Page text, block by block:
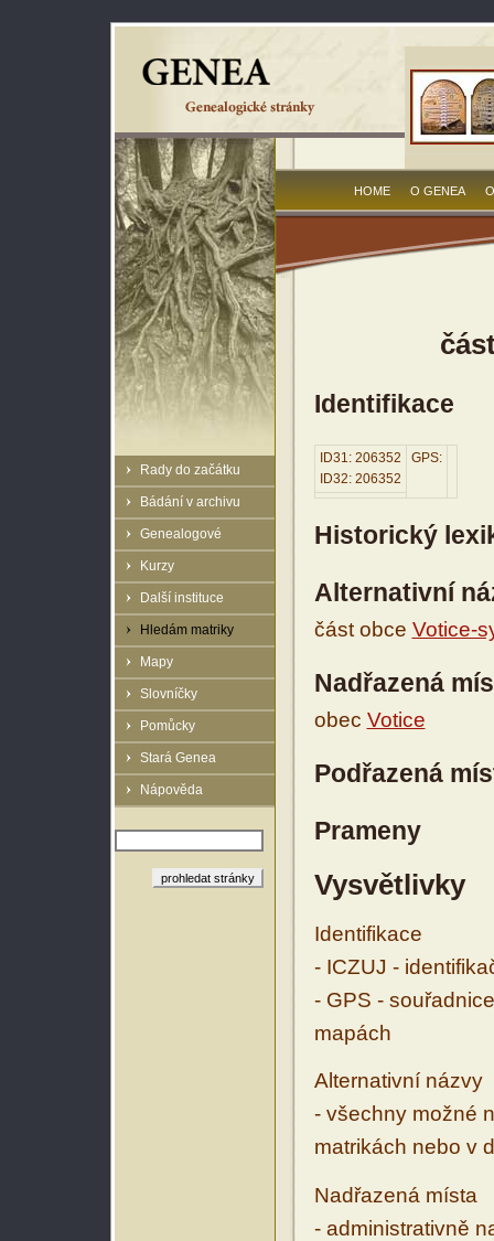
Rady do začátku
Bádání v archivu
Genealogové
Kurzy
Další instituce
Hledám matriky
Mapy
Slovníčky
Pomůcky
Stará Genea
Nápověda
HOME O GENEA
Identifikace
ID31: 206352
ID32: 206352
GPS:
Historický
Alternativní
část obce Votice-
Nadřazená
obec Votice
Podřazená
Prameny
Vysvětlivky
Identifikace
- ICZUJ -
- GPS -
mapách
Alternativní názvy
- všechny možné
matrikách nebo v
Nadřazená místa
- administrativně